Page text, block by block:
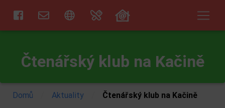
Čtenářský klub na Kačině
Domů Aktuality Čtenářský klub na Kačině